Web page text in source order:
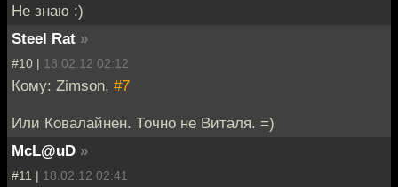
Не знаю :)
Steel Rat »
#10 | 18.02.12 02:12
Кому: Zimson, #7
Или Ковалайнен. Точно не Виталя. =)
McL@uD »
#11 | 18.02.12 02:41